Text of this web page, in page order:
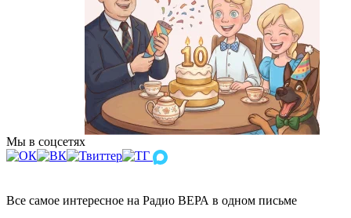
Мы в соцсетях
Все самое интересное на Радио ВЕРА в одном письме